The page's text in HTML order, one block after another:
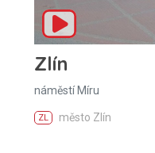
Zlín
náměstí Míru
ZL město Zlín